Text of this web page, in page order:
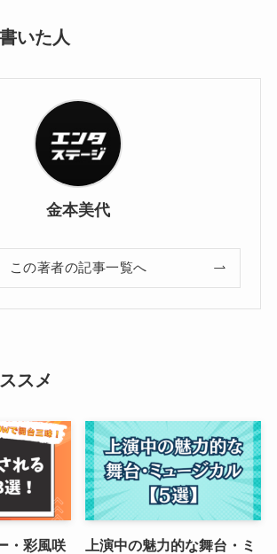
いた人
金本美代
この著者の記事一覧へ
スメ
・彩風咲
上演中の魅力的な舞台・ミ